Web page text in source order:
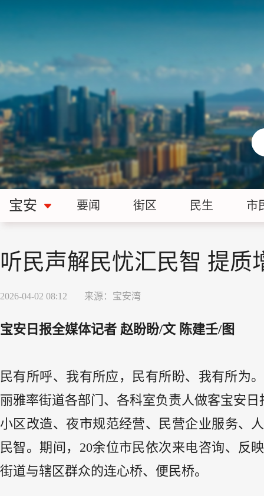
宝安 要闻 街区 民生 市
听民声解民忧汇民智 提质
2026-04-02 08:12 来源： 宝安湾
宝安日报全媒体记者 赵盼盼/文 陈建壬/图
民有所呼、我有所应，民有所盼、我有所为
丽雅率街道各部门、各科室负责人做客宝安
小区改造、夜市规范经营、民营企业服务、
民智。期间，20余位市民依次来电咨询、反
街道与辖区群众的连心桥、便民桥。